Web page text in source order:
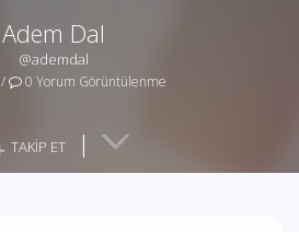
Adem Dal
@ademdal
/ 0 Yorum Görüntülenme
TAKİP ET |